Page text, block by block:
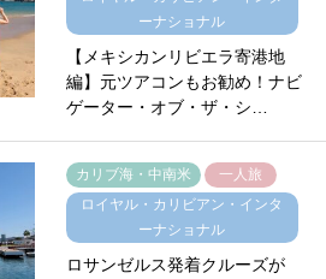
ーナショナル
【メキシカンリビエラ寄港地
編】元ツアコンもお勧め！ナビ
ゲーター・オブ・ザ・シ…
カリブ海・中南米
一人旅
ロイヤル・カリビアン・インタ
ーナショナル
ロサンゼルス発着クルーズが